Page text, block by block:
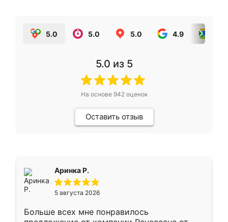
5.0 5.0 5.0 4.9
5.0 из 5
На основе 942оценок
Оставить отзыв
Аринка Р.
5 августа 2026
Больше всех мне понравилось